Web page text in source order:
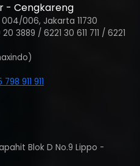
- Cengkareng
004/006, Jakarta 11730
3889 / 6221 30 611 711 / 6221
911 911
Blok D No.9 Lippo -